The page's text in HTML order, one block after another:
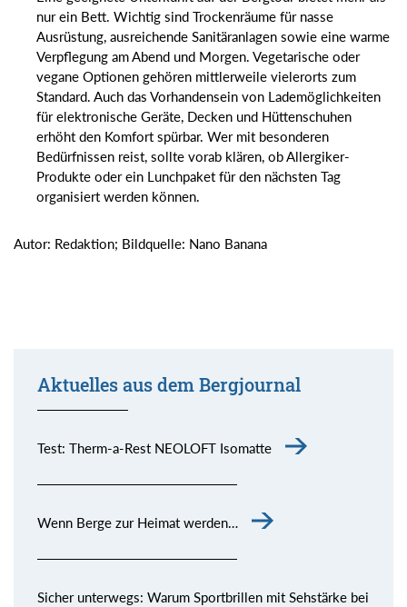
nur ein Bett. Wichtig sind Trockenräume für nasse
Ausrüstung, ausreichende Sanitäranlagen sowie eine warme
Verpflegung am Abend und Morgen. Vegetarische oder
vegane Optionen gehören mittlerweile vielerorts zum
Standard. Auch das Vorhandensein von Lademöglichkeiten
für elektronische Geräte, Decken und Hüttenschuhen
erhöht den Komfort spürbar. Wer mit besonderen
Bedürfnissen reist, sollte vorab klären, ob Allergiker-
Produkte oder ein Lunchpaket für den nächsten Tag
organisiert werden können.
Autor: Redaktion; Bildquelle: Nano Banana
Aktuelles aus dem Bergjournal
Test: Therm-a-Rest NEOLOFT Isomatte
Wenn Berge zur Heimat werden…
Sicher unterwegs: Warum Sportbrillen mit Sehstärke bei